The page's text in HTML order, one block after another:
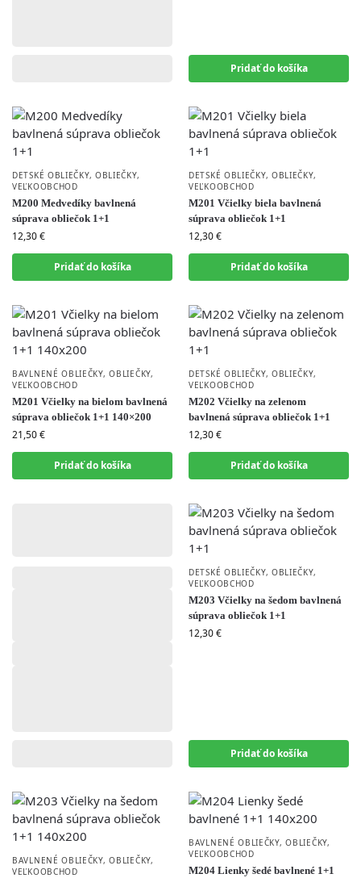
Pridať do košíka
DETSKÉ OBLIEČKY, OBLIEČKY,
VEĽKOOBCHOD
M200 Medvedíky bavlnená
súprava obliečok 1+1
12,30€
Pridať do košíka
DETSKÉ OBLIEČKY, OBLIEČKY,
VEĽKOOBCHOD
M201 Včielky biela bavlnená
súprava obliečok 1+1
12,30€
Pridať do košíka
BAVLNENÉ OBLIEČKY,OBLIEČKY,
VEĽKOOBCHOD
M201 Včielky na bielom bavlnená
súprava obliečok 1+1 140×200
21,50€
Pridať do košíka
DETSKÉ OBLIEČKY, OBLIEČKY,
VEĽKOOBCHOD
M202 Včielky na zelenom
bavlnená súprava obliečok 1+1
12,30€
Pridať do košíka
DETSKÉ OBLIEČKY, OBLIEČKY,
VEĽKOOBCHOD
M203 Včielky na šedom bavlnená
súprava obliečok 1+1
12,30€
Pridať do košíka
BAVLNENÉ OBLIEČKY,OBLIEČKY,
VEĽKOOBCHOD
BAVLNENÉ OBLIEČKY,OBLIEČKY,
VEĽKOOBCHOD
M204 Lienky šedé bavlnené 1+1